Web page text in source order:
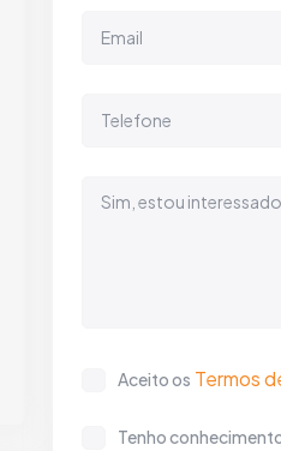
Aceito os Termos
Tenho